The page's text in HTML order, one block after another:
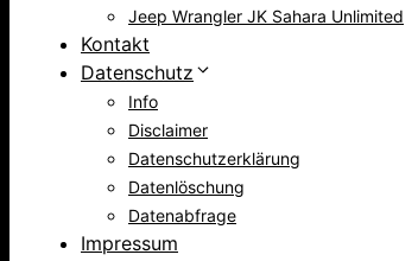
Jeep Wrangler JK Sahara Unlimited
Kontakt
Datenschutz
Info
Disclaimer
Datenschutzerklärung
Datenlöschung
Datenabfrage
Impressum